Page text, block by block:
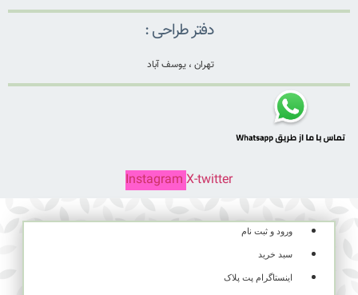
دفتر طراحی :
تهران ، یوسف آباد
Instagram X-twitter
ورود و ثبت نام
سبد خرید
اینستاگرام پت پلاک